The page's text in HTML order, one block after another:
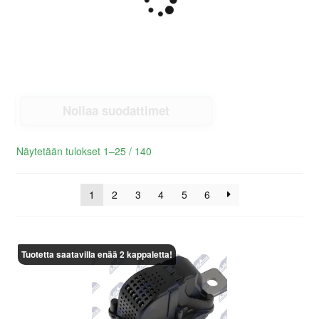
Näytetään tulokset 1–25 / 140Lajiteltu
1
2 3 4 5 6
Tuotetta saatavilla enää 2 kappaletta!